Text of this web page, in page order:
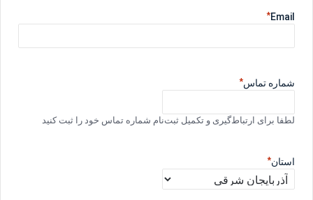
Email
*
شماره تماس*
لطفا برای ارتباط‌گیری و تکمیل ثبت‌نام شماره تماس خود را ثبت کنید
استان*